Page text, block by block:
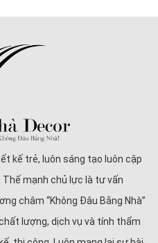
kế trẻ, luôn sáng tạo luôn cập
mạnh chủ lực là tư vấn
châm “Không Đâu Bằng Nhà”
lượng, dịch vụ và tính thẩm